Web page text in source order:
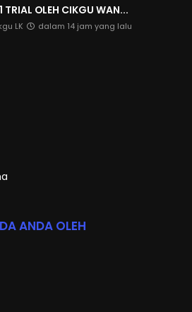
TRIAL OLEH CIKGU WAN...
LK dalam 14 jam yang lalu
ANDA OLEH